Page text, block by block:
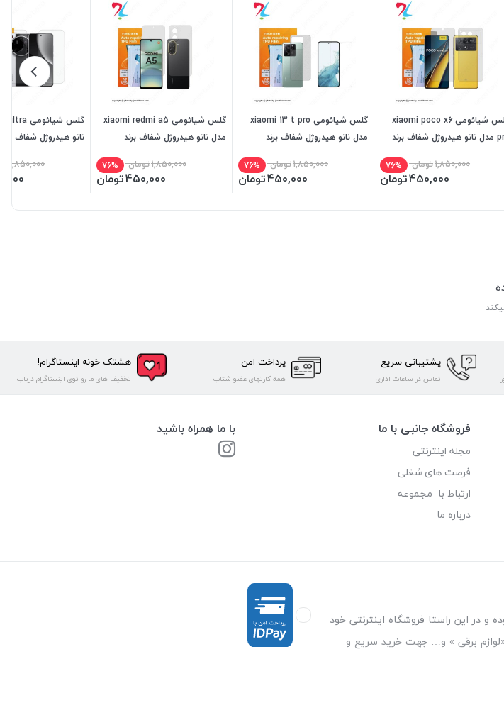
گلس شیائومی xiaomi poco x6
pro مدل نانو هیدروژل شفاف برند
1,850,000تومان 76%
450,000تومان
گلس شیائومی xiaomi 13 t pro
مدل نانو هیدروژل شفاف برند
1,850,000تومان 76%
450,000تومان
گلس شیائومی xiaomi redmi a5
مدل نانو هیدروژل شفاف برند
1,850,000تومان 76%
450,000تومان
نانو هیدروژل شفاف
1,850,000
پشتیبانی سریع
تماس در ساعات اداری
پرداخت امن
همه کارتهای عضو شتاب
هشتک خونه اینستاگرام!
تخفیف های ما رو توی اینستاگرام دریاب
فروشگاه جانبی با ما
مجله اینترنتی
فرصت های شغلی
ارتباط با مجموعه
درباره ما
با ما همراه باشید
و در این راستا فروشگاه اینترنتی خود
برقی » و… جهت خرید سریع و